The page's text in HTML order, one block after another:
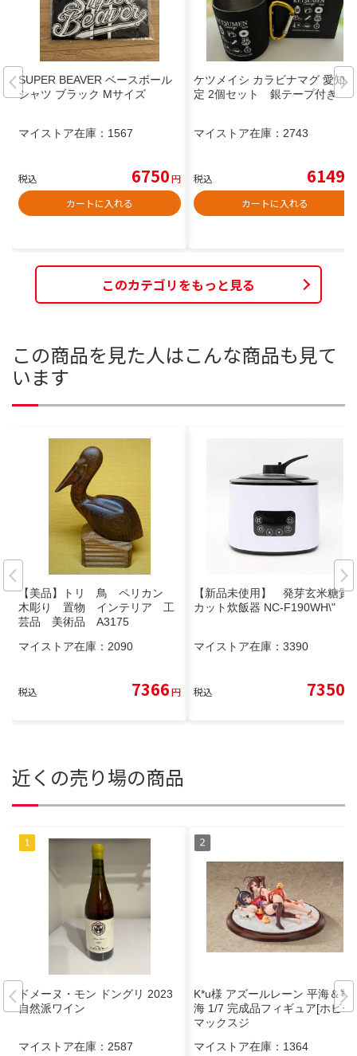
SUPER BEAVER ベースボール
シャツ ブラック Mサイズ
マイストア在庫： 1567
税込 6750円
カートに入れる
ケツメイシ カラビナマグ 愛知限
定 2個セット 銀テープ付き
マイストア在庫： 2743
税込 6149
カートに入れる
このカテゴリをもっと見る
この商品を見た人はこんな商品も見て
います
【美品】トリ 鳥 ペリカン
木彫り 置物 インテリア 工
芸品 美術品 A3175
マイストア在庫： 2090
税込 7366円
【新品未使用】 発芽玄米糖質
カット炊飯器 NC-F190WH\"
マイストア在庫： 3390
税込 7350
近くの売り場の商品
ドメーヌ・モン ドングリ 2023
自然派ワイン
マイストア在庫： 2587
K*u様 アズールレーン 平海＆寧
海 1/7 完成品フィギュア[ホビー
マックスジ
マイストア在庫： 1364